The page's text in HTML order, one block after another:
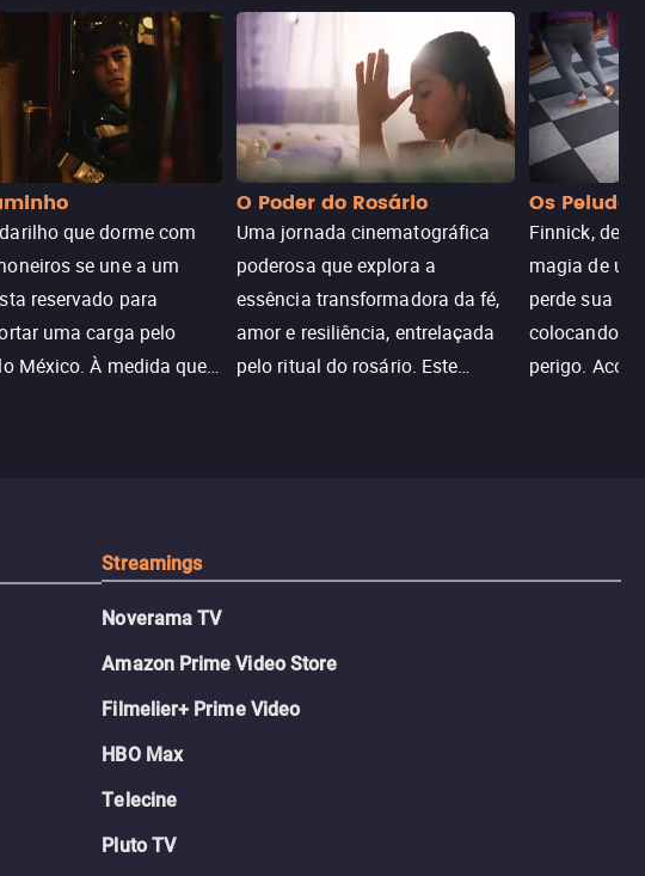
que dorme com
se une a um
reservado para
uma carga pelo
México. À medida que
O Poder do Rosário
Uma jornada cinematográfica
poderosa que explora a
essência transformadora da fé,
amor e resiliência, entrelaçada
pelo ritual do rosário. Este
Os Peludos
Finnick,
magia de
perde sua
colocando
perigo.
Streamings
Noverama TV
Amazon Prime Video Store
Filmelier+ Prime Video
HBO Max
Telecine
Pluto TV